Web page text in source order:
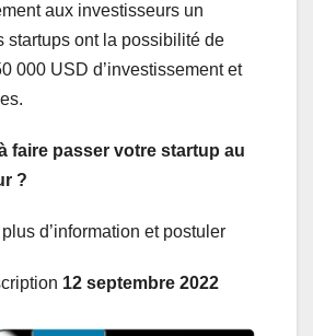
aux investisseurs un
startups ont la possibilité de
000 USD d’investissement et
faire passer votre startup au
?
d’information et postuler
12 septembre 2022